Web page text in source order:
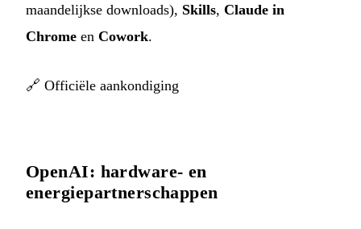
maandelijkse downloads), Skills, Claude in
Chrome en Cowork.
🔗 Officiële aankondiging
OpenAI: hardware- en
energiepartnerschappen